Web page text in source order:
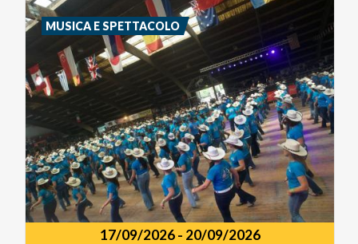
17/09/2026- 20/09/2026
MUSICA E SPETTACOLO